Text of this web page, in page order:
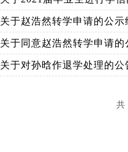
关于赵浩然转学申请的公示
关于同意赵浩然转学申请的
关于对孙晗作退学处理的公
共